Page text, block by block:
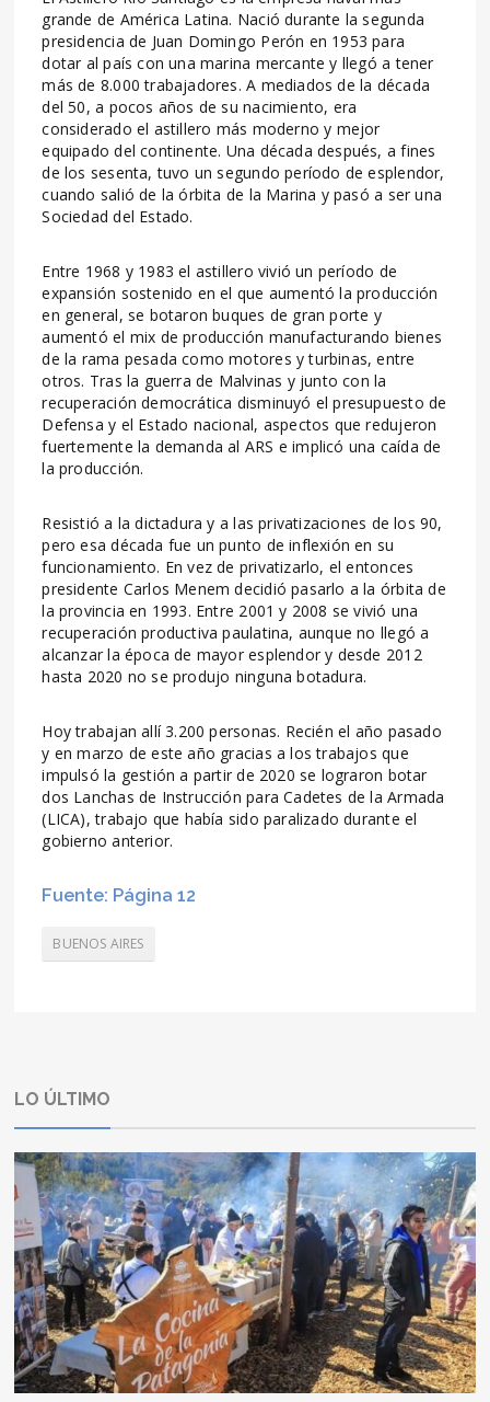
grande de América Latina. Nació durante la segunda
presidencia de Juan Domingo Perón en 1953 para
dotar al país con una marina mercante y llegó a tener
más de 8.000 trabajadores. A mediados de la década
del 50, a pocos años de su nacimiento, era
considerado el astillero más moderno y mejor
equipado del continente. Una década después, a fines
de los sesenta, tuvo un segundo período de esplendor,
cuando salió de la órbita de la Marina y pasó a ser una
Sociedad del Estado.
Entre 1968 y 1983 el astillero vivió un período de
expansión sostenido en el que aumentó la producción
en general, se botaron buques de gran porte y
aumentó el mix de producción manufacturando bienes
de la rama pesada como motores y turbinas, entre
otros. Tras la guerra de Malvinas y junto con la
recuperación democrática disminuyó el presupuesto de
Defensa y el Estado nacional, aspectos que redujeron
fuertemente la demanda al ARS e implicó una caída de
la producción.
Resistió a la dictadura y a las privatizaciones de los 90,
pero esa década fue un punto de inflexión en su
funcionamiento. En vez de privatizarlo, el entonces
presidente Carlos Menem decidió pasarlo a la órbita de
la provincia en 1993. Entre 2001 y 2008 se vivió una
recuperación productiva paulatina, aunque no llegó a
alcanzar la época de mayor esplendor y desde 2012
hasta 2020 no se produjo ninguna botadura.
Hoy trabajan allí 3.200 personas. Recién el año pasado
y en marzo de este año gracias a los trabajos que
impulsó la gestión a partir de 2020 se lograron botar
dos Lanchas de Instrucción para Cadetes de la Armada
(LICA), trabajo que había sido paralizado durante el
gobierno anterior.
Fuente: Página 12
BUENOS AIRES
LO ÚLTIMO